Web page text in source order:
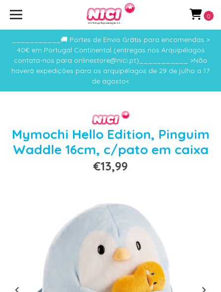
___________🚚 Portes de Envio Grátis para encomendas >
40€ em Portugal Continental (entregas nos Arquipélagos
contata-nos para onlinestore@nici.pt)___________ >Não
haverá expedições para os arquipélagos de 29 de julho a 17
de agosto<
0
Mymochi Hello Edition, Pinguim
Waddle 16cm, c/pato em caixa
€13,99